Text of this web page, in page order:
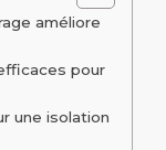
améliore
pour
une isolation